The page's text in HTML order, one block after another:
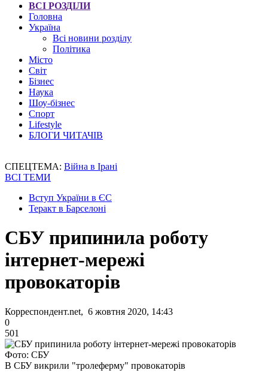
ВСІ РОЗДІЛИ
Головна
Україна
Всі новини розділу
Політика
Місто
Світ
Бізнес
Наука
Шоу-бізнес
Спорт
Lifestyle
БЛОГИ ЧИТАЧІВ
СПЕЦТЕМА: Війна в Ірані
ВСІ ТЕМИ
Вступ України в ЄС
Теракт в Барселоні
СБУ припинила роботу
інтернет-мережі
провокаторів
Корреспондент.net, 6 жовтня 2020, 14:43
0
501
Фото: СБУ
В СБУ викрили "тролеферму" провокаторів